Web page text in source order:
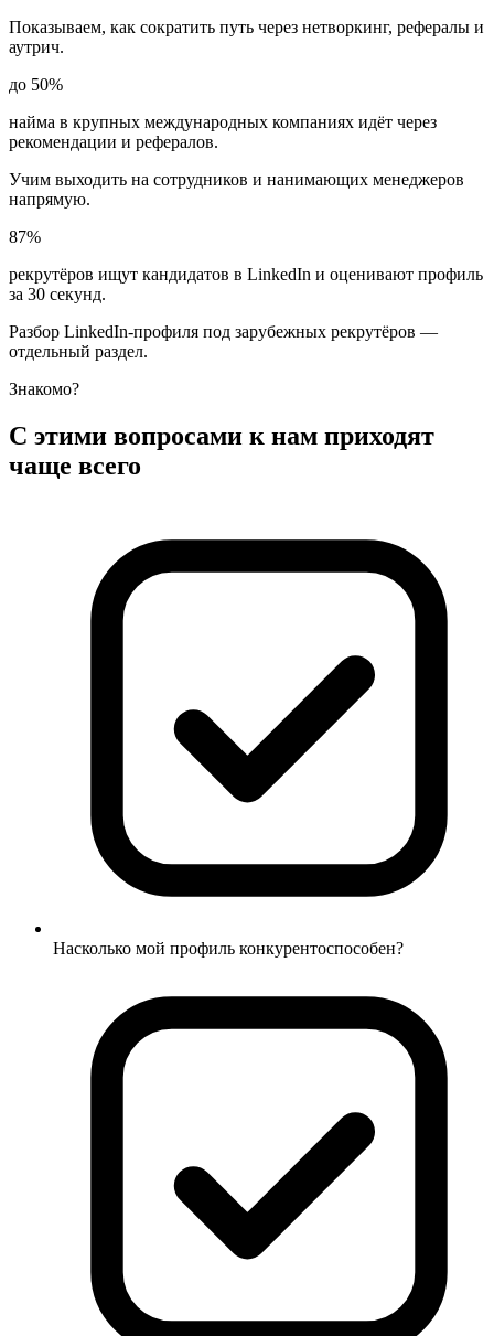
Показываем, как сократить путь через нетворкинг, рефералы и
аутрич.
до 50%
найма в крупных международных компаниях идёт через
рекомендации и рефералов.
Учим выходить на сотрудников и нанимающих менеджеров
напрямую.
87%
рекрутёров ищут кандидатов в LinkedIn и оценивают профиль
за 30 секунд.
Разбор LinkedIn-профиля под зарубежных рекрутёров —
отдельный раздел.
Знакомо?
С этими вопросами к нам приходят
чаще всего
Насколько мой профиль конкурентоспособен?